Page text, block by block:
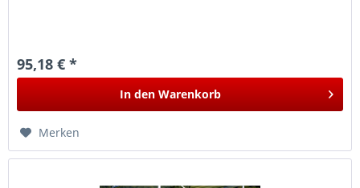
95,18 € *
In den Warenkorb
Merken